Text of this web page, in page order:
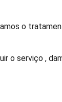
o
o serviço ,